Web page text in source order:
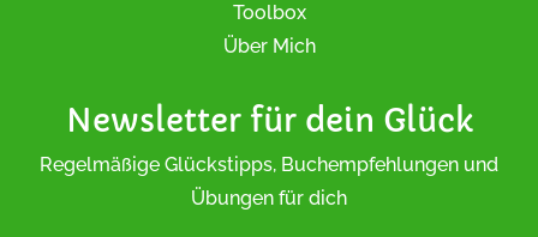
Toolbox
Über Mich
Newsletter für dein Glück
Regelmäßige Glückstipps, Buchempfehlungen und
Übungen für dich